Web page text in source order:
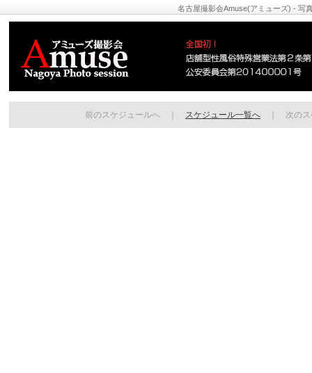
名古屋撮影会Amuse(アミューズ) - 写
前のスケジュールへ ｜ スケジュール一覧へ ｜ 次のス